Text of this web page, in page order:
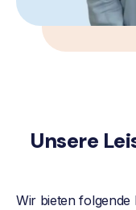
Unsere
Wir bieten folgende